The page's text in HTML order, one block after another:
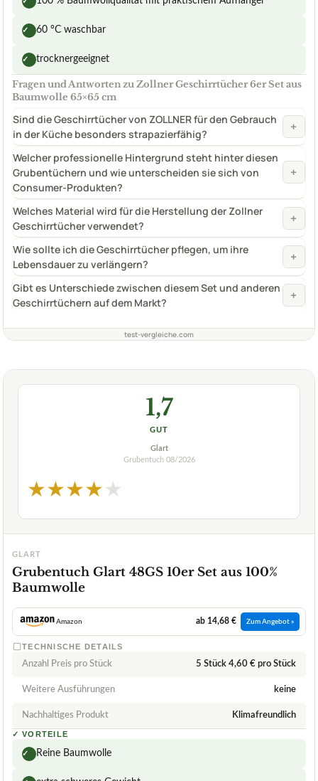
✓ 60 °C waschbar
✓ trocknergeeignet
Fragen und Antworten zu Zollner Geschirrtücher 6er Set aus
Baumwolle 65×65 cm
Sind die Geschirrtücher von ZOLLNER für den Gebrauch
in der Küche besonders strapazierfähig?
+
Welcher professionelle Hintergrund steht hinter diesen
Grubentüchern und wie unterscheiden sie sich von
Consumer-Produkten?
+
Welches Material wird für die Herstellung der Zollner
Geschirrtücher verwendet?
+
Wie sollte ich die Geschirrtücher pflegen, um ihre
Lebensdauer zu verlängern?
+
Gibt es Unterschiede zwischen diesem Set und anderen
Geschirrtüchern auf dem Markt?
+
test-vergleiche.com
1,7
GUT
Glart
Grubentuch 08/2026
★★★★★
GLART
Grubentuch Glart 48GS 10er Set aus 100%
Baumwolle
Amazon ab 14,68 € Zum Angebot »
TECHNISCHE DETAILS
Anzahl Preis pro Stück 5 Stück 4,60 € pro Stück
Weitere Ausführungen keine
Nachhaltiges Produkt Klimafreundlich
✓ VORTEILE
✓ Reine Baumwolle